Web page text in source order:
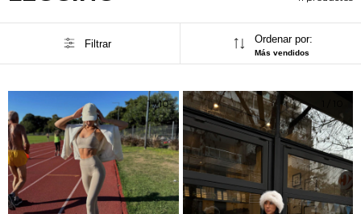
Filtrar Ordenar por:
Más vendidos
1/10